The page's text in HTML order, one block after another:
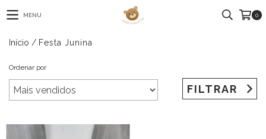
MENU 0
Início / Festa Junina
Ordenar por
FILTRAR